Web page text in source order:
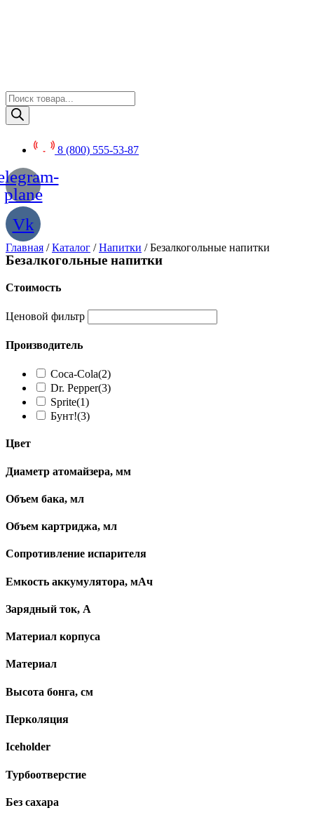
Поиск
товаров
8 (800) 555-53-87
plane
Vk
Главная /Каталог /Напитки / Безалкогольные напитки
Безалкогольные напитки
Стоимость
Ценовой фильтр
Производитель
Coca-Cola(2)
Dr. Pepper(3)
Sprite(1)
Бунт!(3)
Цвет
Диаметр атомайзера, мм
Объем бака, мл
Объем картриджа, мл
Сопротивление испарителя
Емкость аккумулятора, мАч
Зарядный ток, А
Материал корпуса
Материал
Высота бонга, см
Перколяция
Iceholder
Турбоотверстие
Без сахара